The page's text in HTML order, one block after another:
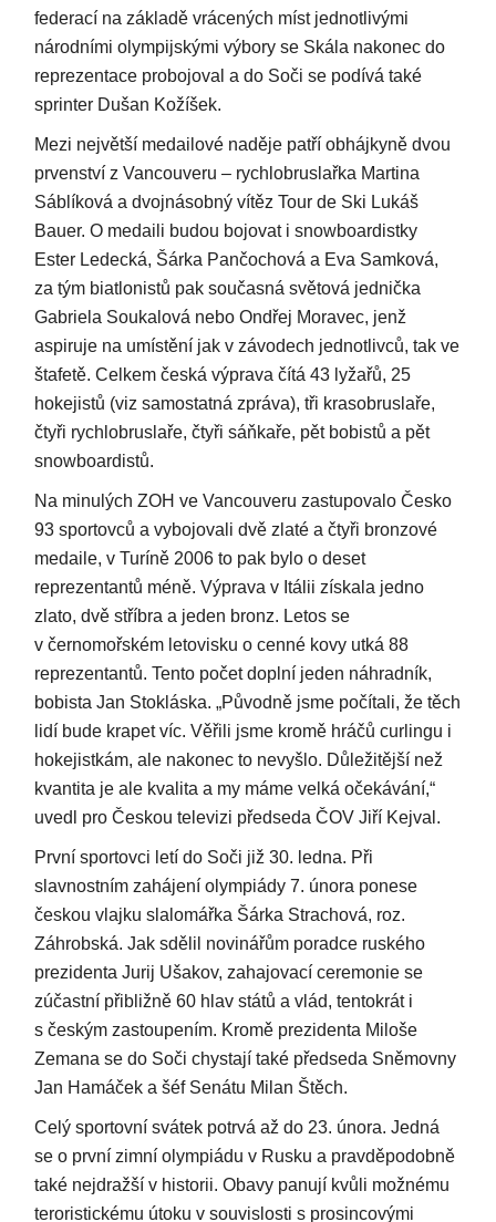
federací na základě vrácených míst jednotlivými
národními olympijskými výbory se Skála nakonec do
reprezentace probojoval a do Soči se podívá také
sprinter Dušan Kožíšek.
Mezi největší medailové naděje patří obhájkyně dvou
prvenství z Vancouveru – rychlobruslařka Martina
Sáblíková a dvojnásobný vítěz Tour de Ski Lukáš
Bauer. O medaili budou bojovat i snowboardistky
Ester Ledecká, Šárka Pančochová a Eva Samková,
za tým biatlonistů pak současná světová jednička
Gabriela Soukalová nebo Ondřej Moravec, jenž
aspiruje na umístění jak v závodech jednotlivců, tak ve
štafetě. Celkem česká výprava čítá 43 lyžařů, 25
hokejistů (viz samostatná zpráva), tři krasobruslaře,
čtyři rychlobruslaře, čtyři sáňkaře, pět bobistů a pět
snowboardistů.
Na minulých ZOH ve Vancouveru zastupovalo Česko
93 sportovců a vybojovali dvě zlaté a čtyři bronzové
medaile, v Turíně 2006 to pak bylo o deset
reprezentantů méně. Výprava v Itálii získala jedno
zlato, dvě stříbra a jeden bronz. Letos se
v černomořském letovisku o cenné kovy utká 88
reprezentantů. Tento počet doplní jeden náhradník,
bobista Jan Stokláska. „Původně jsme počítali, že těch
lidí bude krapet víc. Věřili jsme kromě hráčů curlingu i
hokejistkám, ale nakonec to nevyšlo. Důležitější než
kvantita je ale kvalita a my máme velká očekávání,“
uvedl pro Českou televizi předseda ČOV Jiří Kejval.
První sportovci letí do Soči již 30. ledna. Při
slavnostním zahájení olympiády 7. února ponese
českou vlajku slalomářka Šárka Strachová, roz.
Záhrobská. Jak sdělil novinářům poradce ruského
prezidenta Jurij Ušakov, zahajovací ceremonie se
zúčastní přibližně 60 hlav států a vlád, tentokrát i
s českým zastoupením. Kromě prezidenta Miloše
Zemana se do Soči chystají také předseda Sněmovny
Jan Hamáček a šéf Senátu Milan Štěch.
Celý sportovní svátek potrvá až do 23. února. Jedná
se o první zimní olympiádu v Rusku a pravděpodobně
také nejdražší v historii. Obavy panují kvůli možnému
teroristickému útoku v souvislosti s prosincovými